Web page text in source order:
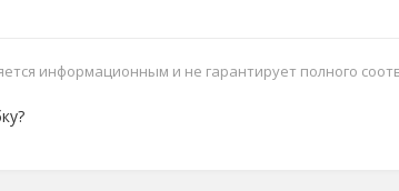
информационным и не гарантирует полного